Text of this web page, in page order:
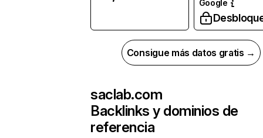
Google
Consigue más datos gratis →
saclab.com
Backlinks y dominios de
referencia